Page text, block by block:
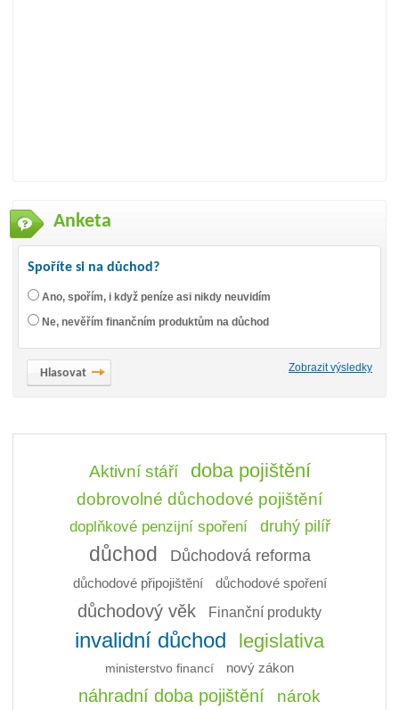
Anketa
Spoříte si na důchod?
Ano, spořím, i když peníze asi nikdy neuvidím
Ne, nevěřím finančním produktům na důchod
Zobrazit výsledky
Aktivní stáří doba pojištění
dobrovolné důchodové pojištění
doplňkové penzijní spoření druhý pilíř
důchod Důchodová reforma
důchodové připojištění důchodové spoření
důchodový věk Finanční produkty
invalidní důchod legislativa
ministerstvo financí nový zákon
náhradní doba pojištění nárok